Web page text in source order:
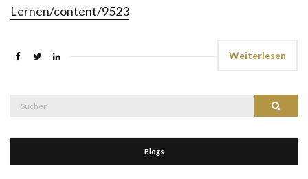
Lernen/content/9523
Weiterlesen
Suchen
Blogs